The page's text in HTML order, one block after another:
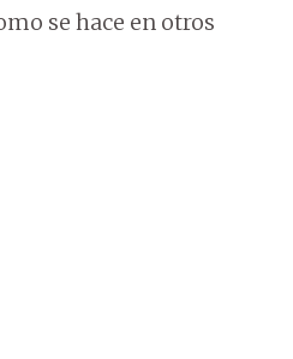
se hace en otros